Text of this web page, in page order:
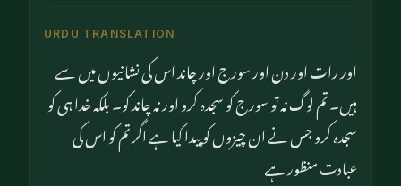
URDU TRANSLATION
اور رات اور دن اور سورج اور چاند اس کی نشانیوں میں سے
ہیں۔ تم لوگ نہ تو سورج کو سجدہ کرو اور نہ چاند کو۔ بلکہ خدا ہی کو
سجدہ کرو جس نے ان چیزوں کو پیدا کیا ہے اگر تم کو اس کی
عبادت منظور ہے